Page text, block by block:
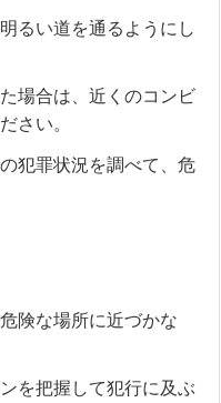
るい道を通るようにし
場合は、近くのコンビ
さい。
犯罪状況を調べて、危
険な場所に近づかな
を把握して犯行に及ぶ